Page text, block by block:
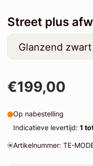
Street plus
€199,00
Op nabestelling
Indicatieve levertijd: 1
Artikelnummer: TE-